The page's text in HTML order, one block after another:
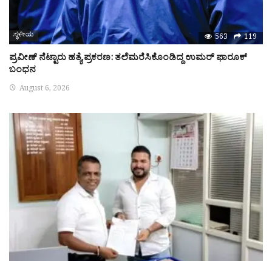
ಸ್ಥಳೀಯ 563 119
ಪ್ರವೀಣ್‌ ನೆಟ್ಟಾರು ಹತ್ಯೆ ಪ್ರಕರಣ: ತಲೆಮರೆಸಿಕೊಂಡಿದ್ದ ಉಮರ್‌ ಫಾರೂಕ್‌
ಬಂಧನ
August 6, 2026